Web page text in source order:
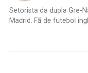
Setorista da dupla Gre-
Madrid. Fã de futebol